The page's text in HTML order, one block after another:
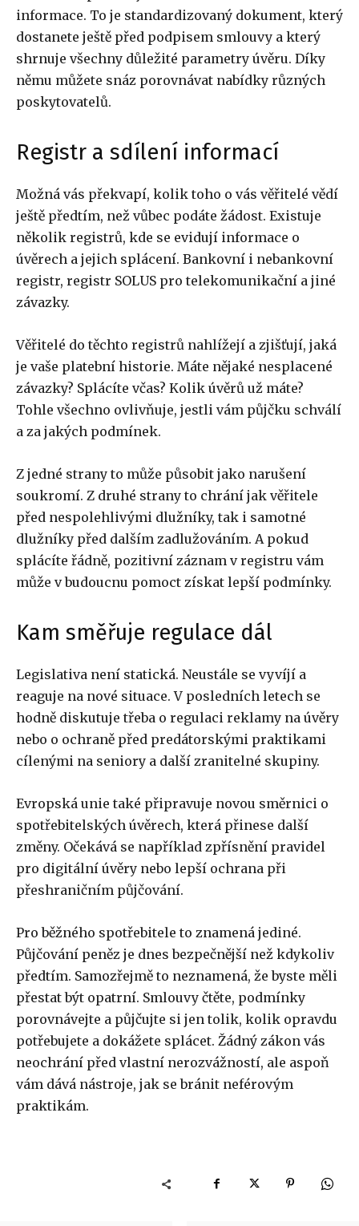
informace. To je standardizovaný dokument, který
dostanete ještě před podpisem smlouvy a který
shrnuje všechny důležité parametry úvěru. Díky
němu můžete snáz porovnávat nabídky různých
poskytovatelů.
Registr a sdílení informací
Možná vás překvapí, kolik toho o vás věřitelé vědí
ještě předtím, než vůbec podáte žádost. Existuje
několik registrů, kde se evidují informace o
úvěrech a jejich splácení. Bankovní i nebankovní
registr, registr SOLUS pro telekomunikační a jiné
závazky.
Věřitelé do těchto registrů nahlížejí a zjišťují, jaká
je vaše platební historie. Máte nějaké nesplacené
závazky? Splácíte včas? Kolik úvěrů už máte?
Tohle všechno ovlivňuje, jestli vám půjčku schválí
a za jakých podmínek.
Z jedné strany to může působit jako narušení
soukromí. Z druhé strany to chrání jak věřitele
před nespolehlivými dlužníky, tak i samotné
dlužníky před dalším zadlužováním. A pokud
splácíte řádně, pozitivní záznam v registru vám
může v budoucnu pomoct získat lepší podmínky.
Kam směřuje regulace dál
Legislativa není statická. Neustále se vyvíjí a
reaguje na nové situace. V posledních letech se
hodně diskutuje třeba o regulaci reklamy na úvěry
nebo o ochraně před predátorskými praktikami
cílenými na seniory a další zranitelné skupiny.
Evropská unie také připravuje novou směrnici o
spotřebitelských úvěrech, která přinese další
změny. Očekává se například zpřísnění pravidel
pro digitální úvěry nebo lepší ochrana při
přeshraničním půjčování.
Pro běžného spotřebitele to znamená jediné.
Půjčování peněz je dnes bezpečnější než kdykoliv
předtím. Samozřejmě to neznamená, že byste měli
přestat být opatrní. Smlouvy čtěte, podmínky
porovnávejte a půjčujte si jen tolik, kolik opravdu
potřebujete a dokážete splácet. Žádný zákon vás
neochrání před vlastní nerozvážností, ale aspoň
vám dává nástroje, jak se bránit neférovým
praktikám.